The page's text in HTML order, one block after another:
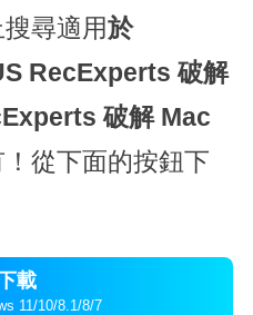
尋適用於
RecExperts 破解
破解 Mac
！從下面的按鈕下
載
11/10/8.1/8/7